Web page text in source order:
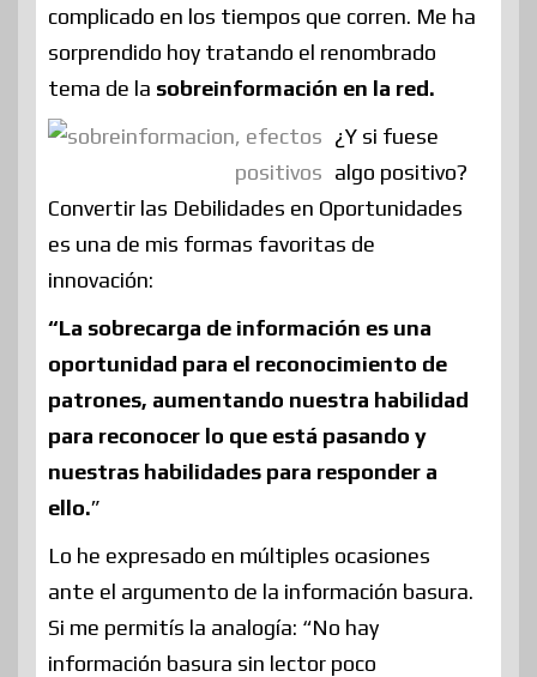
complicado en los tiempos que corren. Me ha
sorprendido hoy tratando el renombrado
tema de la sobreinformación en la red.
¿Y si fuese
algo positivo?
Convertir las Debilidades en Oportunidades
es una de mis formas favoritas de
innovación:
“La sobrecarga de información es una
oportunidad para el reconocimiento de
patrones, aumentando nuestra habilidad
para reconocer lo que está pasando y
nuestras habilidades para responder a
ello.”
Lo he expresado en múltiples ocasiones
ante el argumento de la información basura.
Si me permitís la analogía: “No hay
información basura sin lector poco